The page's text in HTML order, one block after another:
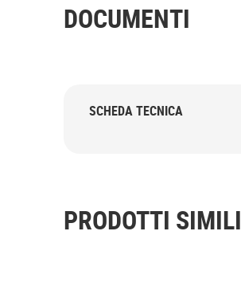
DOCUMENTI
SCHEDA TECNICA
PRODOTTI SIMILI